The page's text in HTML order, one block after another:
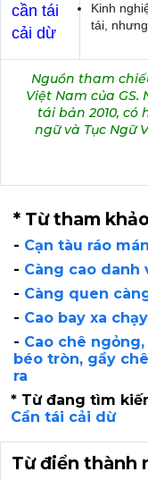
cần tái
cải dừ
Kinh
tái,
Nguồn tham
Việt Nam của GS.
tái bản 2010, có
ngữ và Tục Ngữ
* Từ tham
- Cạn tàu ráo
- Càng cao danh
- Càng quen
- Cao bay xa chạy
- Cao chê
béo tròn, gầy
ra
* Từ đang tìm
Cần tái cải dừ
Từ điển thành